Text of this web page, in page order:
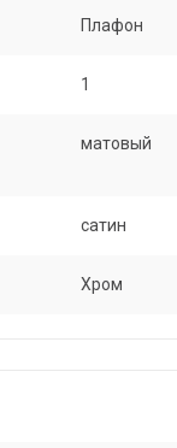
Плафон
1
матовый
сатин
Хром